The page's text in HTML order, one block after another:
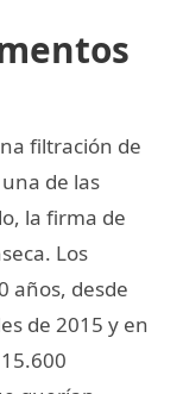
filtración de
de las
la firma de
Los
años, desde
de 2015 y en